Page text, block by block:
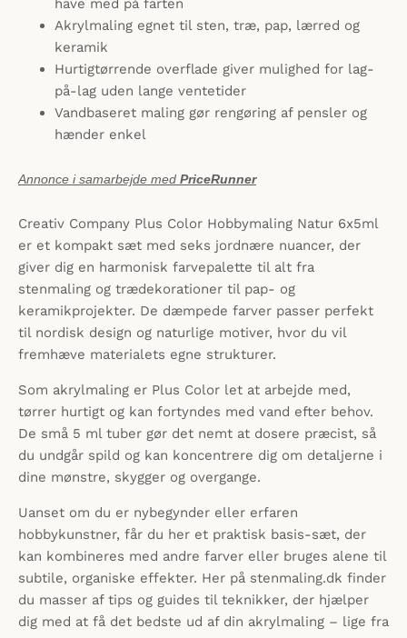
have med på farten
Akrylmaling egnet til sten, træ, pap, lærred og
keramik
Hurtigtørrende overflade giver mulighed for lag-
på-lag uden lange ventetider
Vandbaseret maling gør rengøring af pensler og
hænder enkel
Annonce i samarbejde med PriceRunner
Creativ Company Plus Color Hobbymaling Natur 6x5ml
er et kompakt sæt med seks jordnære nuancer, der
giver dig en harmonisk farvepalette til alt fra
stenmaling og trædekorationer til pap- og
keramikprojekter. De dæmpede farver passer perfekt
til nordisk design og naturlige motiver, hvor du vil
fremhæve materialets egne strukturer.
Som akrylmaling er Plus Color let at arbejde med,
tørrer hurtigt og kan fortyndes med vand efter behov.
De små 5 ml tuber gør det nemt at dosere præcist, så
du undgår spild og kan koncentrere dig om detaljerne i
dine mønstre, skygger og overgange.
Uanset om du er nybegynder eller erfaren
hobbykunstner, får du her et praktisk basis-sæt, der
kan kombineres med andre farver eller bruges alene til
subtile, organiske effekter. Her på stenmaling.dk finder
du masser af tips og guides til teknikker, der hjælper
dig med at få det bedste ud af din akrylmaling – lige fra